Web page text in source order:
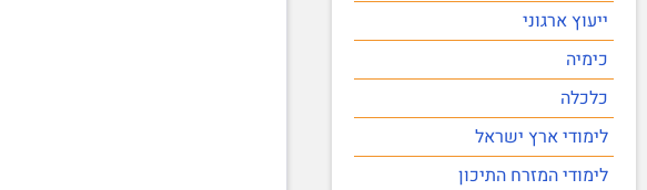
ייעוץ ארגוני
כימיה
כלכלה
לימודי ארץ ישראל
לימודי המזרח התיכון